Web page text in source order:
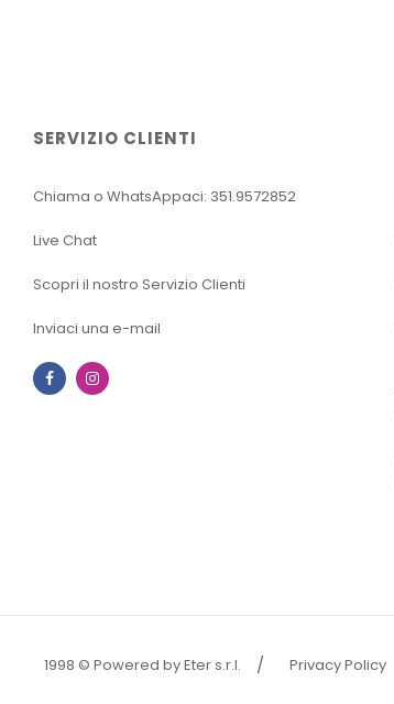
SERVIZIO CLIENTI
Chiama o WhatsAppaci: 351.9572852
Live Chat
Scopri il nostro Servizio Clienti
Inviaci una e-mail
Facebook
1998 © Powered by Eter s.r.l. Privacy Policy